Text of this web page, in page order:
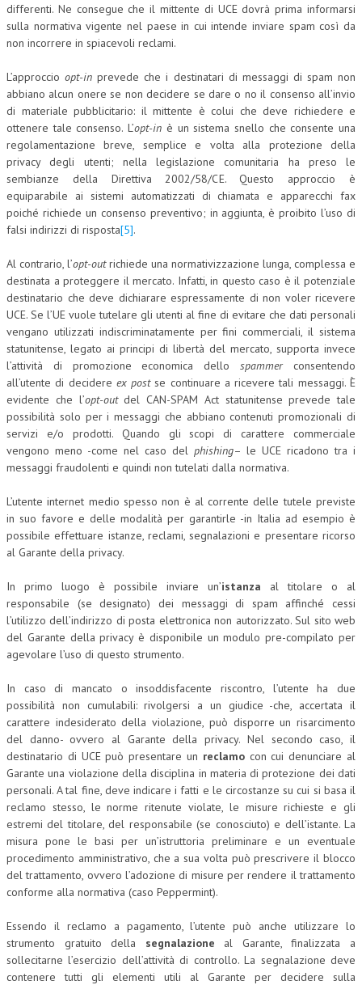
INTERNAZIONALIZZAZIONE
HUMAN RESOURCES
RISORSE UMANE
MARKETING
TREASURY IN FINANCIAL SERVICES
RISK MANAGEMENT
SVILUPPO SOSTENIBILE
DIRITTO
DIRITTO PENALE D’IMPRESA
DIRITTO DEL WEB
DIRITTO DELLE IMPRESE IN CRISI
CRIMINOLOGIA E CRIMINALISTICA
DIRITTO TRIBUTARIO
FISCALITÀ INTERNAZIONALE
TAX RISK MANAGEMENT
CRIMINOLOGIA TRIBUTARIA
CFC E PARADISI FISCALI
PRASSI
AMMINISTRATIVA
TRIBUTARIA
GIURISPRUDENZA
EUROPEA
COSTITUZIONALE
CIVILE
PENALE
NEWS
differenti. Ne consegue che il mittente di UCE dovrà prima informarsi
sulla normativa vigente nel paese in cui intende inviare spam così da
non incorrere in spiacevoli reclami.
L’approccioopt-in prevede che i destinatari di messaggi di spam non
abbiano alcun onere se non decidere se dare o no il consenso all’invio
di materiale pubblicitario: il mittente è colui che deve richiedere e
ottenere tale consenso. L’opt-in è un sistema snello che consente una
regolamentazione breve, semplice e volta alla protezione della
privacy degli utenti; nella legislazione comunitaria ha preso le
sembianze della Direttiva 2002/58/CE. Questo approccio è
equiparabile ai sistemi automatizzati di chiamata e apparecchi fax
poiché richiede un consenso preventivo; in aggiunta, è proibito l’uso di
falsi indirizzi di risposta[5].
Al contrario, l’opt-outrichiede una normativizzazione lunga, complessa e
destinata a proteggere il mercato. Infatti, in questo caso è il potenziale
destinatario che deve dichiarare espressamente di non voler ricevere
UCE. Se l’UE vuole tutelare gli utenti al fine di evitare che dati personali
vengano utilizzati indiscriminatamente per fini commerciali, il sistema
statunitense, legato ai principi di libertà del mercato, supporta invece
l’attività di promozione economica dellospammerconsentendo
all’utente di decidere ex postse continuare a ricevere tali messaggi. È
evidente che l’opt-outdel CAN-SPAM Act statunitense prevede tale
possibilità solo per i messaggi che abbiano contenuti promozionali di
servizi e/o prodotti. Quando gli scopi di carattere commerciale
vengono meno -come nel caso del phishing– le UCE ricadono tra i
messaggi fraudolenti e quindi non tutelati dalla normativa.
L’utente internet medio spesso non è al corrente delle tutele previste
in suo favore e delle modalità per garantirle -in Italia ad esempio è
possibile effettuare istanze, reclami, segnalazioni e presentare ricorso
al Garante della privacy.
In primo luogo è possibile inviare un’istanza al titolare o al
responsabile (se designato) dei messaggi di spam affinché cessi
l’utilizzo dell’indirizzo di posta elettronica non autorizzato. Sul sito web
del Garante della privacy è disponibile un modulo pre-compilato per
agevolare l’uso di questo strumento.
In caso di mancato o insoddisfacente riscontro, l’utente ha due
possibilità non cumulabili: rivolgersi a un giudice -che, accertata il
carattere indesiderato della violazione, può disporre un risarcimento
del danno- ovvero al Garante della privacy. Nel secondo caso, il
destinatario di UCE può presentare un reclamocon cui denunciare al
Garante una violazione della disciplina in materia di protezione dei dati
personali. A tal fine, deve indicare i fatti e le circostanze su cui si basa il
reclamo stesso, le norme ritenute violate, le misure richieste e gli
estremi del titolare, del responsabile (se conosciuto) e dell’istante. La
misura pone le basi per un’istruttoria preliminare e un eventuale
procedimento amministrativo, che a sua volta può prescrivere il blocco
del trattamento, ovvero l’adozione di misure per rendere il trattamento
conforme alla normativa (caso Peppermint).
Essendo il reclamo a pagamento, l’utente può anche utilizzare lo
strumento gratuito della segnalazione al Garante, finalizzata a
sollecitarne l’esercizio dell’attività di controllo. La segnalazione deve
contenere tutti gli elementi utili al Garante per decidere sulla